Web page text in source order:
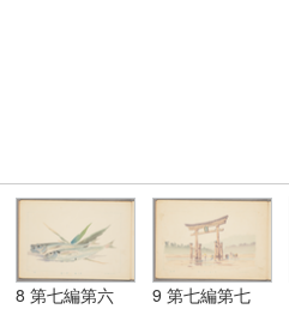
8 第七編第六
9 第七編第七